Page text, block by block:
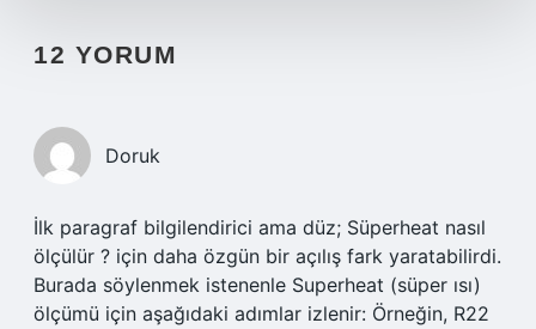
12 YORUM
Doruk
İlk paragraf bilgilendirici ama düz; Süperheat nasıl
ölçülür ? için daha özgün bir açılış fark yaratabilirdi.
Burada söylenmek istenenle Superheat (süper ısı)
ölçümü için aşağıdaki adımlar izlenir: Örneğin, R22